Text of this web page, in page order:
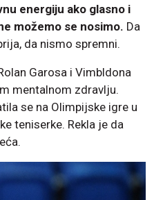
energiju ako glasno i
možemo se nosimo. Da
da nismo spremni.
Garosa i Vimbldona
mentalnom zdravlju.
se na Olimpijske igre u
teniserke. Rekla je da